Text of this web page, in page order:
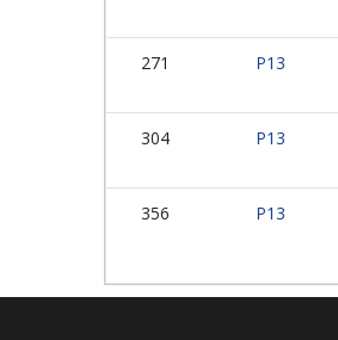
271 P13
304 P13
356 P13